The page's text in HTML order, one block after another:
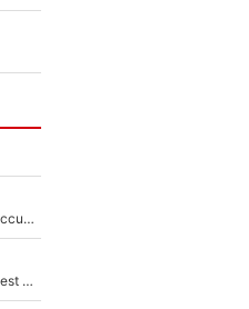
Avant l’annonce de sa première liste, Zidane a décidé d’accueillir une nouvelle tête en équipe de France
Mercato - Analyse : Real-Vinicius Jr, la surprise qui n'en est pas une...